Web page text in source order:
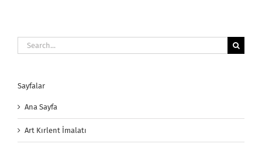
Search
for:
Sayfalar
Ana Sayfa
Art Kırlent İmalatı